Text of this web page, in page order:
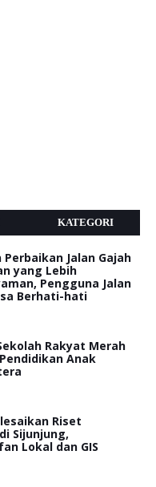
KATEGORI
Jalan Gajah
yang Lebih
Pengguna Jalan
Berhati-hati
Rakyat Merah
Anak
Riset
Sijunjung,
Lokal dan GIS